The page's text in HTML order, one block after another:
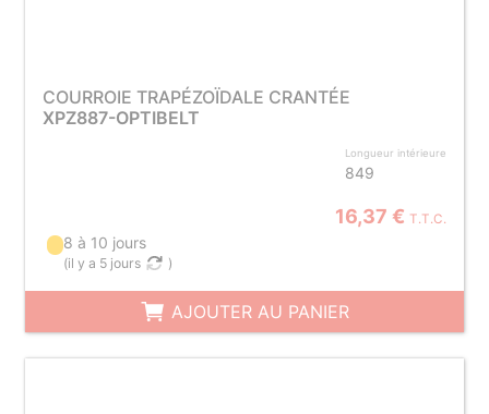
COURROIE TRAPÉZOÏDALE CRANTÉE
XPZ887-OPTIBELT
Longueur intérieure
849
16,37 € T.T.C.
8 à 10 jours
(il y a 5 jours )
AJOUTER AU PANIER